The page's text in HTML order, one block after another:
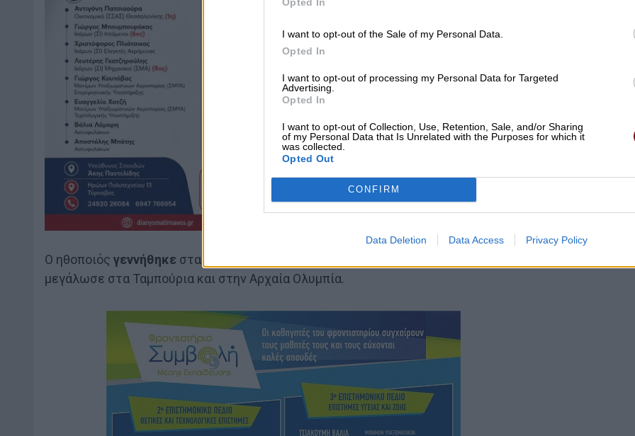
I want to opt-out of the Sale of my Personal Data.
Opted In
I want to opt-out of processing my Personal Data for Targeted
Advertising.
Opted In
I want to opt-out of Collection, Use, Retention, Sale, and/or Sharing
of my Personal Data that Is Unrelated with the Purposes for which it
was collected.
Opted Out
CONFIRM
Data Deletion Data Access Privacy Policy
Ο ηθοποιός γεννήθηκε στα
μεγάλωσε στα Ταμπούρια και στην Αρχαία Ολυμπία.